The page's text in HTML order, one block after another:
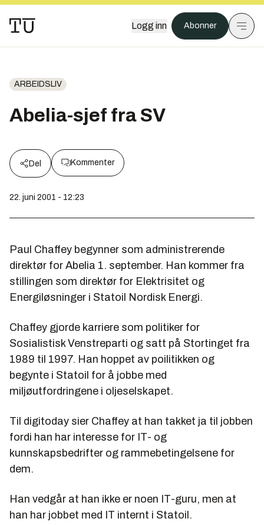
Logg inn Abonner
ARBEIDSLIV
Abelia-sjef fra SV
Del Kommenter
22. juni 2001 - 12:23
Paul Chaffey begynner som administrerende
direktør for Abelia 1. september. Han kommer fra
stillingen som direktør for Elektrisitet og
Energiløsninger i Statoil Nordisk Energi.
Chaffey gjorde karriere som politiker for
Sosialistisk Venstreparti og satt på Stortinget fra
1989 til 1997. Han hoppet av poilitikken og
begynte i Statoil for å jobbe med
miljøutfordringene i oljeselskapet.
Til digitoday sier Chaffey at han takket ja til jobben
fordi han har interesse for IT- og
kunnskapsbedrifter og rammebetingelsene for
dem.
Han vedgår at han ikke er noen IT-guru, men at
han har jobbet med IT internt i Statoil.